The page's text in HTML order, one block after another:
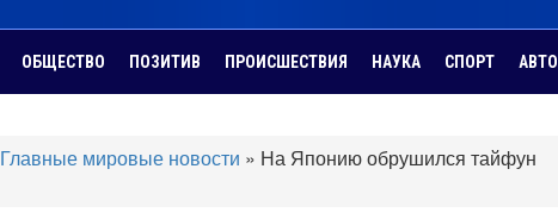
ОБЩЕСТВО ПОЗИТИВ ПРОИСШЕСТВИЯ НАУКА СПОРТ АВТО
Главные мировые новости » На Японию обрушился тайфун